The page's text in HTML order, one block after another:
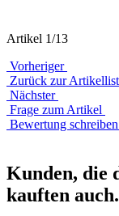
Artikel 1/13
Vorheriger
Zurück zur
Nächster
Frage zum Artikel
Bewertung schreiben
Kunden, die
kauften